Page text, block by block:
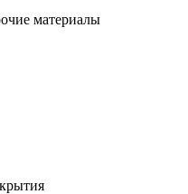
материалы